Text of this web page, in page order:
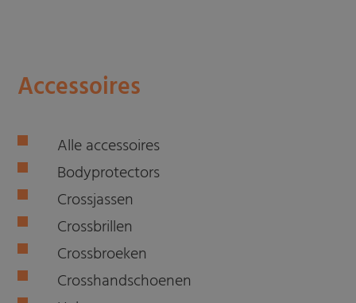
Accessoires
Alle accessoires
Bodyprotectors
Crossjassen
Crossbrillen
Crossbroeken
Crosshandschoenen